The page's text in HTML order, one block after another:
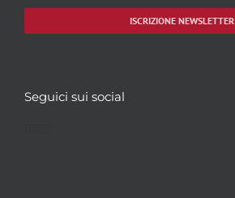
ISCRIZIONE NEWSLETTER
Seguici sui social